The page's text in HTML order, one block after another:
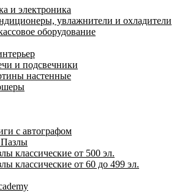
и электроника
увлажнители и охладители
оборудование
и подсвечники
настенные
с автографом
классические от 500 эл.
классические от 60 до 499 эл.